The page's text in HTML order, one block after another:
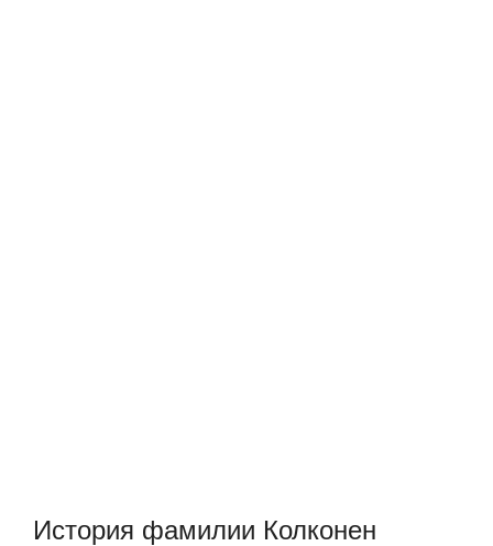
История фамилии Колконен